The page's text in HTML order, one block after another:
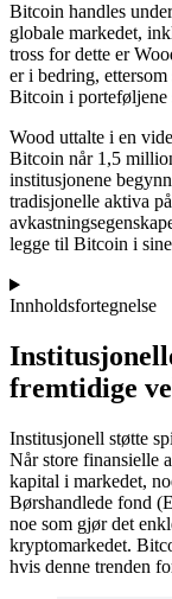
Bitcoin handles
globale markedet,
tross for dette er
er i bedring,
Bitcoin i porteføljene
Wood uttalte i en
Bitcoin når 1,5
institusjonene
tradisjonelle aktiva
legge til Bitcoin i
Innholdsfortegnelse
fremtidige
Institusjonell støtte
Når store finansielle
kapital i markedet,
Børshandlede fond
noe som gjør det
kryptomarkedet.
hvis denne trenden